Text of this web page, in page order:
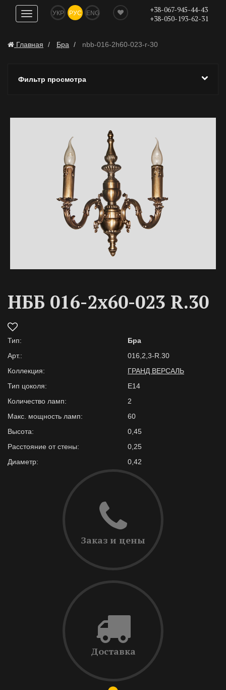
Показать
навигацию
УКР РУС ENG
+38-067-945-44-43
+38-050-193-62-31
Главная Бра nbb-016-2h60-023-r-30
Фильтр просмотра
НББ 016-2х60-023 R.30
Тип:
Бра
Арт.:
016,2,3-R.30
Коллекция:
ГРАНД ВЕРСАЛЬ
Тип цоколя:
Е14
Количество ламп:
2
Макс. мощность ламп:
60
Высота:
0,45
Расстояние от стены:
0,25
Диаметр:
0,42
Заказ и цены
Доставка